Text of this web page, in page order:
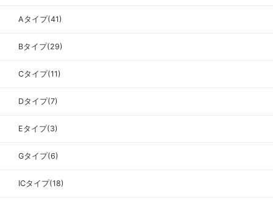
Aタイプ(41)
Bタイプ(29)
Cタイプ(11)
Dタイプ(7)
Eタイプ(3)
Gタイプ(6)
ICタイプ(18)